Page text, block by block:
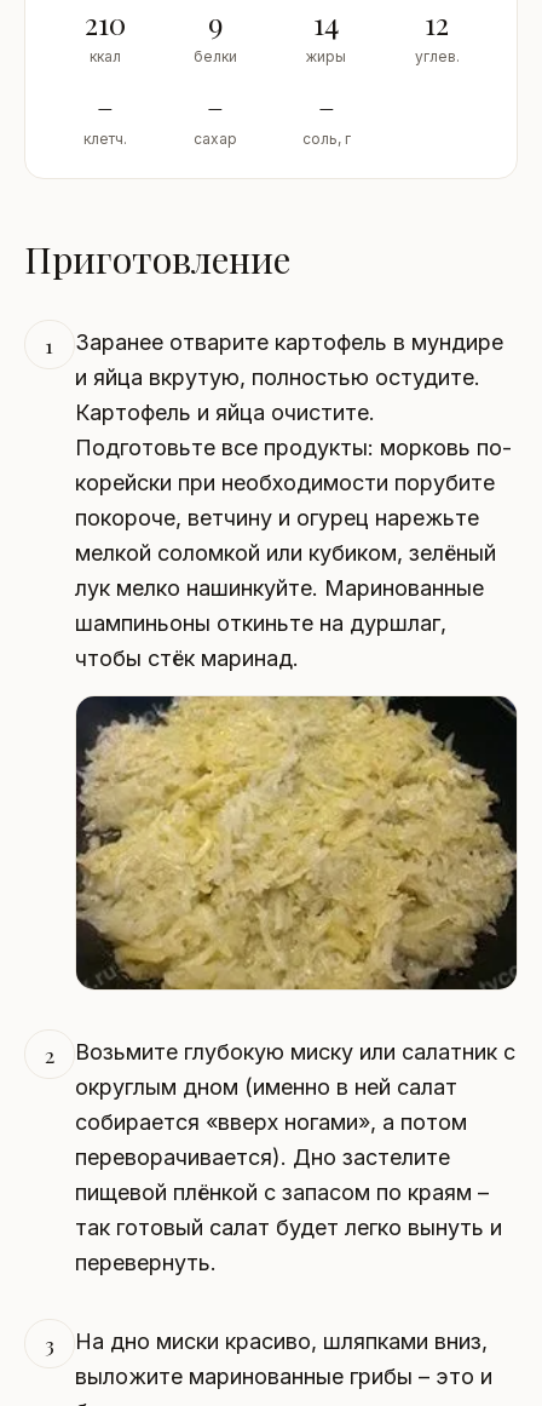
210
ккал
9
белки
14
жиры
12
углев.
–
клетч.
–
сахар
–
соль, г
Приготовление
1
Заранее отварите картофель в мундире
и яйца вкрутую, полностью остудите.
Картофель и яйца очистите.
Подготовьте все продукты: морковь по-
корейски при необходимости порубите
покороче, ветчину и огурец нарежьте
мелкой соломкой или кубиком, зелёный
лук мелко нашинкуйте. Маринованные
шампиньоны откиньте на дуршлаг,
чтобы стёк маринад.
2
Возьмите глубокую миску или салатник с
округлым дном (именно в ней салат
собирается «вверх ногами», а потом
переворачивается). Дно застелите
пищевой плёнкой с запасом по краям –
так готовый салат будет легко вынуть и
перевернуть.
3
На дно миски красиво, шляпками вниз,
выложите маринованные грибы – это и